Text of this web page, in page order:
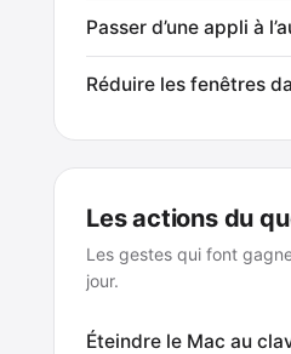
Passer d’une appli à
Réduire les fenêtres
Les actions du
Les gestes qui font
jour.
Éteindre le Mac au